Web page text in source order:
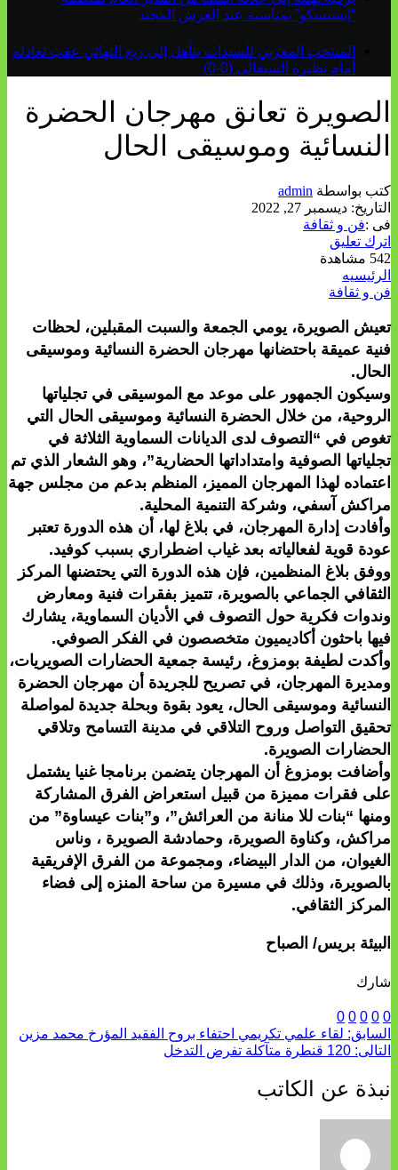
“إيسيسكو” بمناسبة عيد العرش المجيد
المنتخب المغربي للسيدات يتأهل إلى ربع النهائي عقب تعادله
أمام نظيره السنغالي (0-0)
الصويرة تعانق مهرجان الحضرة
النسائية وموسيقى الحال
كتب بواسطة admin
التاريخ: ديسمبر 27, 2022
فى :فن و ثقافة
اترك تعليق
542 مشاهدة
الرئيسيه
فن و ثقافة
تعيش الصويرة، يومي الجمعة والسبت المقبلين، لحظات
فنية عميقة باحتضانها مهرجان الحضرة النسائية وموسيقى
الحال.
وسيكون الجمهور على موعد مع الموسيقى في تجلياتها
الروحية، من خلال الحضرة النسائية وموسيقى الحال التي
تغوص في “التصوف لدى الديانات السماوية الثلاثة في
تجلياتها الصوفية وامتداداتها الحضارية”، وهو الشعار الذي تم
اعتماده لهذا المهرجان المميز، المنظم بدعم من مجلس جهة
مراكش آسفي، وشركة التنمية المحلية.
وأفادت إدارة المهرجان، في بلاغ لها، أن هذه الدورة تعتبر
عودة قوية لفعالياته بعد غياب اضطراري بسبب كوفيد.
ووفق بلاغ المنظمين، فإن هذه الدورة التي يحتضنها المركز
الثقافي الجماعي بالصويرة، تتميز بفقرات فنية ومعارض
وندوات فكرية حول التصوف في الأديان السماوية، يشارك
فيها باحثون أكاديميون متخصصون في الفكر الصوفي.
وأكدت لطيفة بومزوغ، رئيسة جمعية الحضارات الصويريات،
ومديرة المهرجان، في تصريح للجريدة أن مهرجان الحضرة
النسائية وموسيقى الحال، يعود بقوة وبحلة جديدة لمواصلة
تحقيق التواصل وروح التلاقي في مدينة التسامح وتلاقي
الحضارات الصويرة.
وأضافت بومزوغ أن المهرجان يتضمن برنامجا غنيا يشتمل
على فقرات مميزة من قبيل استعراض الفرق المشاركة
ومنها “بنات للا منانة من العرائش”، و”بنات عيساوة” من
مراكش، وكناوة الصويرة، وحمادشة الصويرة ، وناس
الغيوان، من الدار البيضاء، ومجموعة من الفرق الإفريقية
بالصويرة، وذلك في مسيرة من ساحة المنزه إلى فضاء
المركز الثقافي.
البيئة بريس/ الصباح
شارك
0
0
0
0
0
السابق: لقاء علمي تكريمي احتفاء بروح الفقيد المؤرخ محمد مزين
التالى:
نبذة عن الكاتب